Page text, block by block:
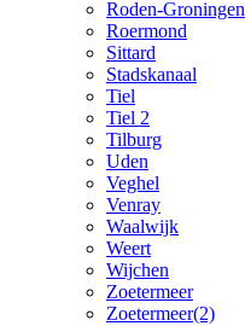
Roden-Groningen
Roermond
Sittard
Stadskanaal
Tiel
Tiel 2
Tilburg
Uden
Veghel
Venray
Waalwijk
Weert
Wijchen
Zoetermeer
Zoetermeer(2)